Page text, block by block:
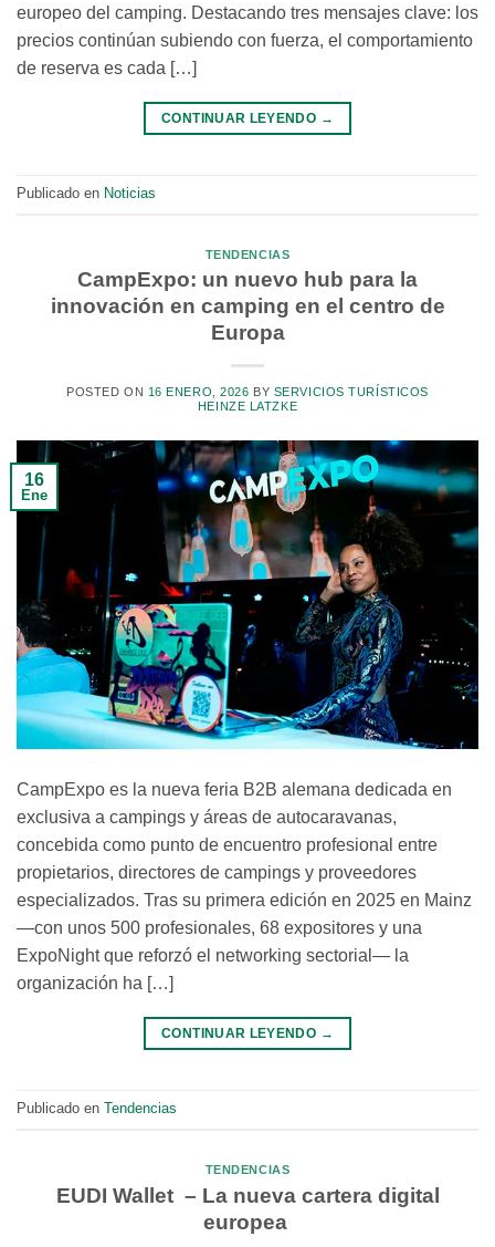
europeo del camping. Destacando tres mensajes clave: los
precios continúan subiendo con fuerza, el comportamiento
de reserva es cada […]
CONTINUAR LEYENDO →
Publicado en Noticias
TENDENCIAS
CampExpo: un nuevo hub para la
innovación en camping en el centro de
Europa
POSTED ON 16 ENERO, 2026 BY SERVICIOS TURÍSTICOS
HEINZE LATZKE
16
Ene
CampExpo es la nueva feria B2B alemana dedicada en
exclusiva a campings y áreas de autocaravanas,
concebida como punto de encuentro profesional entre
propietarios, directores de campings y proveedores
especializados. Tras su primera edición en 2025 en Mainz
—con unos 500 profesionales, 68 expositores y una
ExpoNight que reforzó el networking sectorial— la
organización ha […]
CONTINUAR LEYENDO →
Publicado en Tendencias
TENDENCIAS
EUDI Wallet – La nueva cartera digital
europea